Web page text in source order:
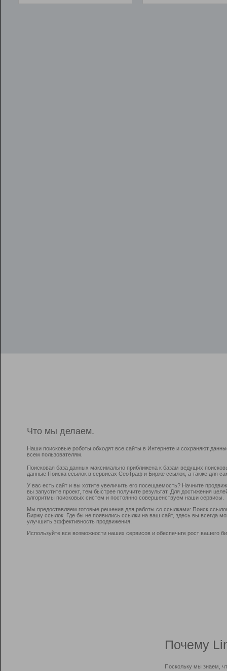
Что мы делаем.
Наши поисковые роботы обходят все сайты в Интернете и сохраняют
всем пользователям.
Поисковая база данных максимально приближена к базам ведущих
данные Поиска ссылок в сервисах СеоТраф и Бирже ссылок, а также для
У вас есть сайт и вы хотите увеличить его посещаемость? Начните
вы запустите проект, тем быстрее получите результат. Для достижения
алгоритмы поисковых систем и постоянно совершенствуем наши сервисы.
Мы предоставляем готовые решения для работы со ссылками: Поиск
Биржу ссылок. Где бы не появились ссылки на ваш сайт, здесь вы всегда
улучшить эффективность продвижения.
Используйте все возможности наших сервисов и обеспечьте рост вашего
Почему
Поскольку мы знаем,